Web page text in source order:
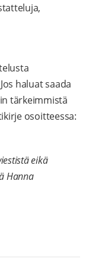
haluat saada
tärkeimmistä
osoitteessa:
eikä
Hanna